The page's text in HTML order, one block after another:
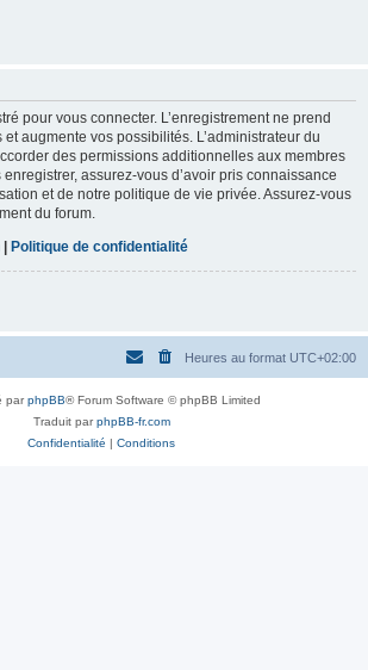
pour vous connecter. L’enregistrement ne prend
augmente vos possibilités. L’administrateur du
des permissions additionnelles aux membres
assurez-vous d’avoir pris connaissance
et de notre politique de vie privée. Assurez-vous
du forum.
| Politique de confidentialité
Heures au format UTC+02:00
parphpBB® Forum Software © phpBB Limited
Traduit parphpBB-fr.com
Confidentialité | Conditions